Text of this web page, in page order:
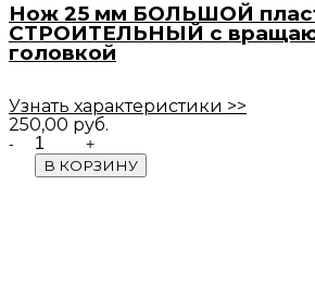
Нож 25 мм БОЛЬШОЙ
СТРОИТЕЛЬНЫЙ с
головкой
Узнать характеристики >>
250,00 руб.
Quantity
В КОРЗИНУ